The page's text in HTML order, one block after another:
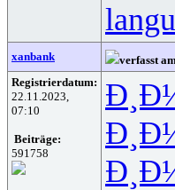
xanbank verfasst
Registrierdatum:
22.11.2023,
07:10
Beiträge:
591758